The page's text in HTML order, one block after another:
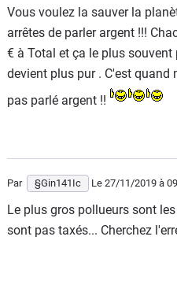
Vous voulez la sauver la
arrêtes de parler argent !!!
€ à Total et ça le plus
devient plus pur . C'est quand
pas parlé argent !!
Par §Gin141Ic Le 27/11/2019 à
Le plus gros pollueurs sont
sont pas taxés... Cherchez